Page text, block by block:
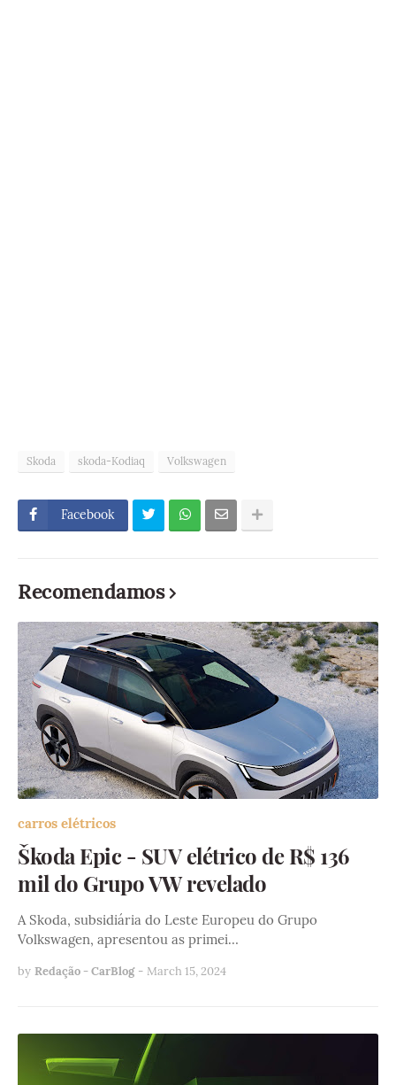
Skoda skoda-Kodiaq Volkswagen
Facebook
Recomendamos
carros elétricos
Škoda Epic - SUV elétrico de R$ 136
mil do Grupo VW revelado
A Skoda, subsidiária do Leste Europeu do Grupo
Volkswagen, apresentou as primei…
by Redação - CarBlog - March 15, 2024